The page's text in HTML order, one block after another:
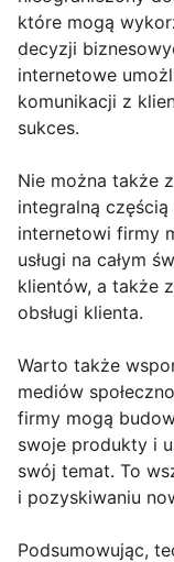
które mogą
decyzji
internetowe
komunikacji z
sukces.
Nie można także
integralną
internetowi firmy
usługi na całym
klientów, a także
obsługi klienta.
Warto także
mediów
firmy mogą
swoje produkty i
swój temat. To
i pozyskiwaniu
Podsumowując,